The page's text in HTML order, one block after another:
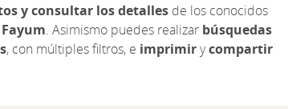
y consultar los detalles de los conocidos
. Asimismo puedes realizar búsquedas
, con múltiples filtros, e imprimirycompartir